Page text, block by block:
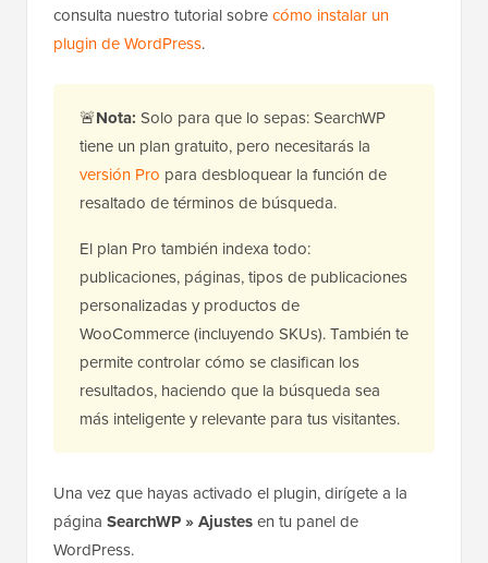
consulta nuestro tutorial sobrecómo instalar un
plugin de WordPress.
🚨Nota: Solo para que lo sepas: SearchWP
tiene un plan gratuito, pero necesitarás la
versión Pro para desbloquear la función de
resaltado de términos de búsqueda.
El plan Pro también indexa todo:
publicaciones, páginas, tipos de publicaciones
personalizadas y productos de
WooCommerce (incluyendo SKUs). También te
permite controlar cómo se clasifican los
resultados, haciendo que la búsqueda sea
más inteligente y relevante para tus visitantes.
Una vez que hayas activado el plugin, dirígete a la
página SearchWP » Ajustesen tu panel de
WordPress.